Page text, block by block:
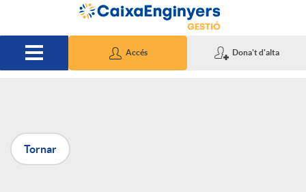
Salta al contingut principal
Accés Dona't d'alta
P
u
Tornar